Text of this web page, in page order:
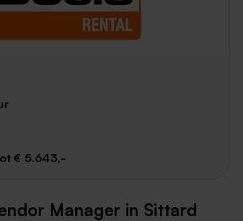
€ 5.643,-
Manager in Sittard